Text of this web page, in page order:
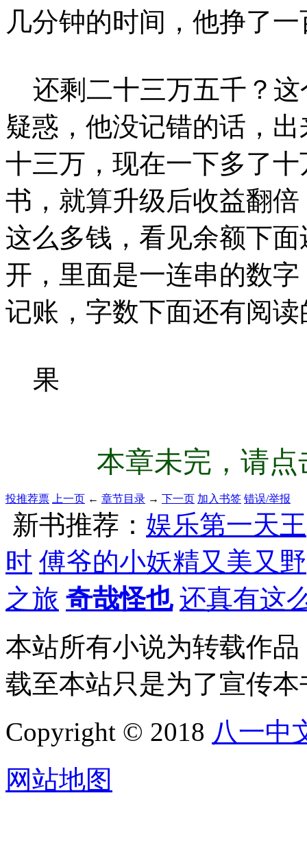
几分钟的时间，他挣了
还剩二十三万五千？这
疑惑，他没记错的话，
十三万，现在一下多了
书，就算升级后收益翻
这么多钱，看见余额下
开，里面是一连串的数
记账，字数下面还有阅
果
本章未完，请
投推荐票 上一页 ← 章节目录 → 下一页 加入书签 错误/举报
新书推荐： 娱乐第一天王
时 傅爷的小妖精又美又野
之旅 奇哉怪也 还真有这
本站所有小说为转载作
载至本站只是为了宣传
Copyright © 2018 八一中
网站地图